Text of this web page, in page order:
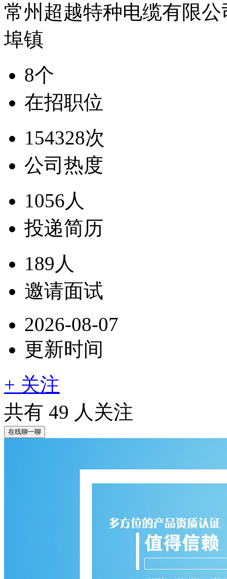
常州超越特种电缆有限
埠镇
8个
在招职位
154328次
公司热度
1056人
投递简历
189人
邀请面试
2026-08-07
更新时间
+ 关注
共有 49 人关注
在线聊一聊